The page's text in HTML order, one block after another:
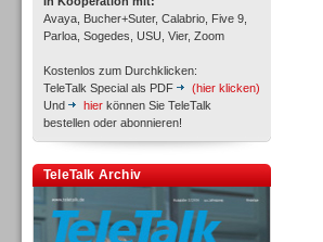
Avaya, Bucher+Suter, Calabrio, Five 9,
Parloa, Sogedes, USU, Vier, Zoom
Kostenlos zum Durchklicken:
TeleTalk Special als PDF
(hier klicken)
Und
hier können Sie TeleTalk
bestellen oder abonnieren!
TeleTalk Archiv
Inbound